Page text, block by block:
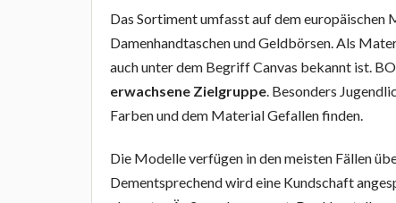
Das Sortiment umfasst auf dem europäischen
Damenhandtaschen und Geldbörsen. Als
auch unter dem Begriff Canvas bekannt ist.
erwachsene Zielgruppe . Besonders
Farben und dem Material Gefallen finden.
Die Modelle verfügen in den meisten Fällen
Dementsprechend wird eine Kundschaft